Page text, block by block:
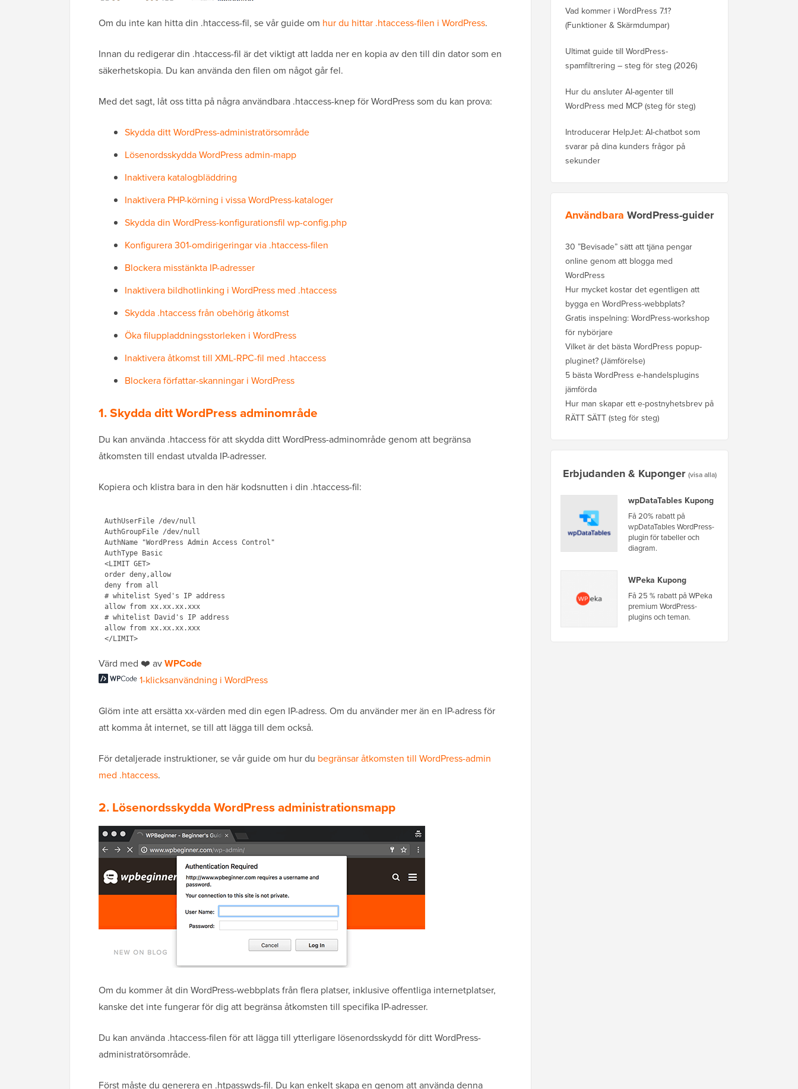
Om du inte kan hitta din .htaccess-fil, se vår guide om hur du hittar .htaccess-filen i WordPress.
Innan du redigerar din .htaccess-fil är det viktigt att ladda ner en kopia av den till din dator som en
säkerhetskopia. Du kan använda den filen om något går fel.
Med det sagt, låt oss titta på några användbara .htaccess-knep för WordPress som du kan prova:
Skydda ditt WordPress-administratörsområde
Lösenordsskydda WordPress admin-mapp
Inaktivera katalogbläddring
Inaktivera PHP-körning i vissa WordPress-kataloger
Skydda din WordPress-konfigurationsfil wp-config.php
Konfigurera 301-omdirigeringar via .htaccess-filen
Blockera misstänkta IP-adresser
Inaktivera bildhotlinking i WordPress med .htaccess
Skydda .htaccess från obehörig åtkomst
Öka filuppladdningsstorleken i WordPress
Inaktivera åtkomst till XML-RPC-fil med .htaccess
Blockera författar-skanningar i WordPress
1. Skydda ditt WordPress adminområde
Du kan använda .htaccess för att skydda ditt WordPress-adminområde genom att begränsa
åtkomsten till endast utvalda IP-adresser.
Kopiera och klistra bara in den här kodsnutten i din .htaccess-fil:
AuthUserFile /dev/null
AuthGroupFile /dev/null
AuthName "WordPress Admin Access Control"
AuthType Basic
<LIMIT GET>
order deny,allow
deny from all
# whitelist Syed's IP address
allow from xx.xx.xx.xxx
# whitelist David's IP address
allow from xx.xx.xx.xxx
</LIMIT>
Värd med ❤️ avWPCode
1-klicksanvändning i WordPress
Glöm inte att ersätta xx-värden med din egen IP-adress. Om du använder mer än en IP-adress för
att komma åt internet, se till att lägga till dem också.
För detaljerade instruktioner, se vår guide om hur du begränsar åtkomsten till WordPress-admin
med .htaccess.
2. Lösenordsskydda WordPress administrationsmapp
Om du kommer åt din WordPress-webbplats från flera platser, inklusive offentliga internetplatser,
kanske det inte fungerar för dig att begränsa åtkomsten till specifika IP-adresser.
Du kan använda .htaccess-filen för att lägga till ytterligare lösenordsskydd för ditt WordPress-
administratörsområde.
Först måste du generera en .htpasswds-fil. Du kan enkelt skapa en genom att använda denna
Vad kommer i WordPress 7.1?
(Funktioner & Skärmdumpar)
Ultimat guide till WordPress-
spamfiltrering – steg för steg (2026)
Hur du ansluter AI-agenter till
WordPress med MCP (steg för steg)
Introducerar HelpJet: AI-chatbot som
svarar på dina kunders frågor på
sekunder
Användbara WordPress-guider
30 ”Bevisade” sätt att tjäna pengar
online genom att blogga med
WordPress
Hur mycket kostar det egentligen att
bygga en WordPress-webbplats?
Gratis inspelning: WordPress-workshop
för nybörjare
Vilket är det bästa WordPress popup-
pluginet? (Jämförelse)
5 bästa WordPress e-handelsplugins
jämförda
Hur man skapar ett e-postnyhetsbrev på
RÄTT SÄTT (steg för steg)
Erbjudanden & Kuponger (visa alla)
wpDataTables Kupong
Få 20% rabatt på
wpDataTables WordPress-
plugin för tabeller och
diagram.
WPeka Kupong
Få 25 % rabatt på WPeka
premium WordPress-
plugins och teman.